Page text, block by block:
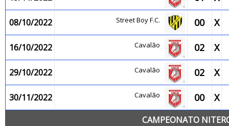
08/10/2022 Street Boy F.C. 00 X
16/10/2022 Cavalão 02 X
29/10/2022 Cavalão 02 X
30/11/2022 Cavalão 00 X
CAMPEONATO